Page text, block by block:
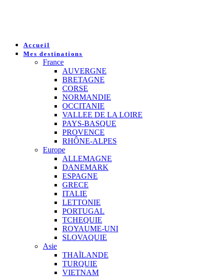
Accueil
Mes destinations
France
AUVERGNE
BRETAGNE
CORSE
NORMANDIE
OCCITANIE
VALLEE DE LA LOIRE
PAYS-BASQUE
PROVENCE
RHÔNE-ALPES
Europe
ALLEMAGNE
DANEMARK
ESPAGNE
GRECE
ITALIE
LETTONIE
PORTUGAL
TCHEQUIE
ROYAUME-UNI
SLOVAQUIE
Asie
THAÏLANDE
TURQUIE
VIETNAM